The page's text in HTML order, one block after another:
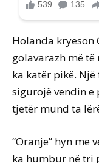
Holanda kryeson
golavarazh më të
ka katër pikë.
sigurojë vendin e
tjetër mund ta
“Oranje” hyn me
ka humbur në tri